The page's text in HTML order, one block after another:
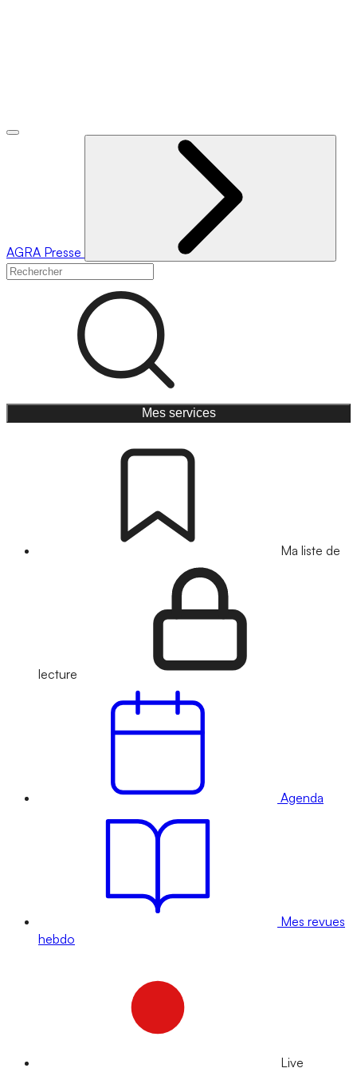
AGRA Presse
Mes services
Ma liste de
lecture
Agenda
Mes revues
hebdo
Live